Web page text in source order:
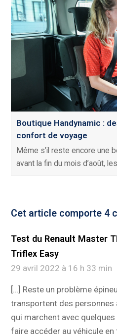
Boutique Handynamic :
confort de voyage
Même s’il reste encore une
avant la fin du mois d’août,
Cet article comporte 4
Test du Renault Master
Triflex Easy
29 avril 2022 à 16 h 33 min
[…] Reste un problème
transportent des personnes
qui marchent avec
faire accéder au véhicule